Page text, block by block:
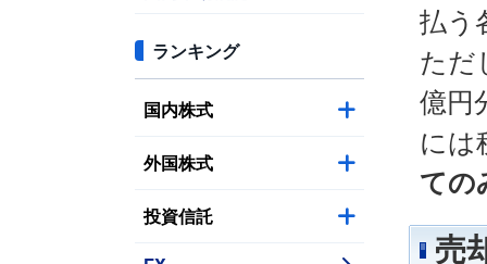
ランキング
国内株式
外国株式
投資信託
払う
ただ
億円
には
ての
売